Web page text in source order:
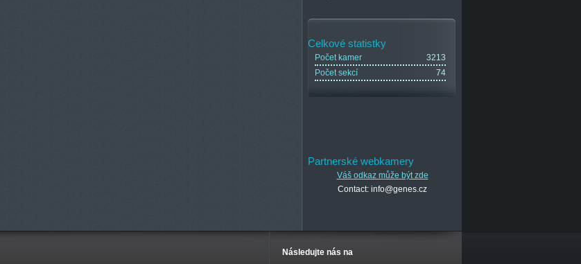
Celkové statistky
Počet kamer
3213
Počet sekcí
74
Partnerské webkamery
Váš odkaz může být zde
Contact: info@genes.cz
Následujte nás na